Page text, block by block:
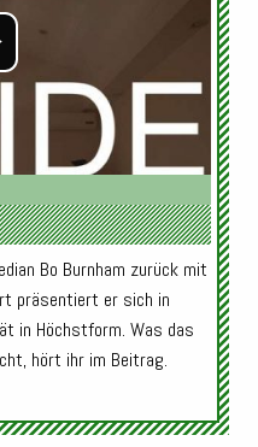
Bo Burnham zurück mit
präsentiert er sich in
in Höchstform. Was das
hört ihr im Beitrag.